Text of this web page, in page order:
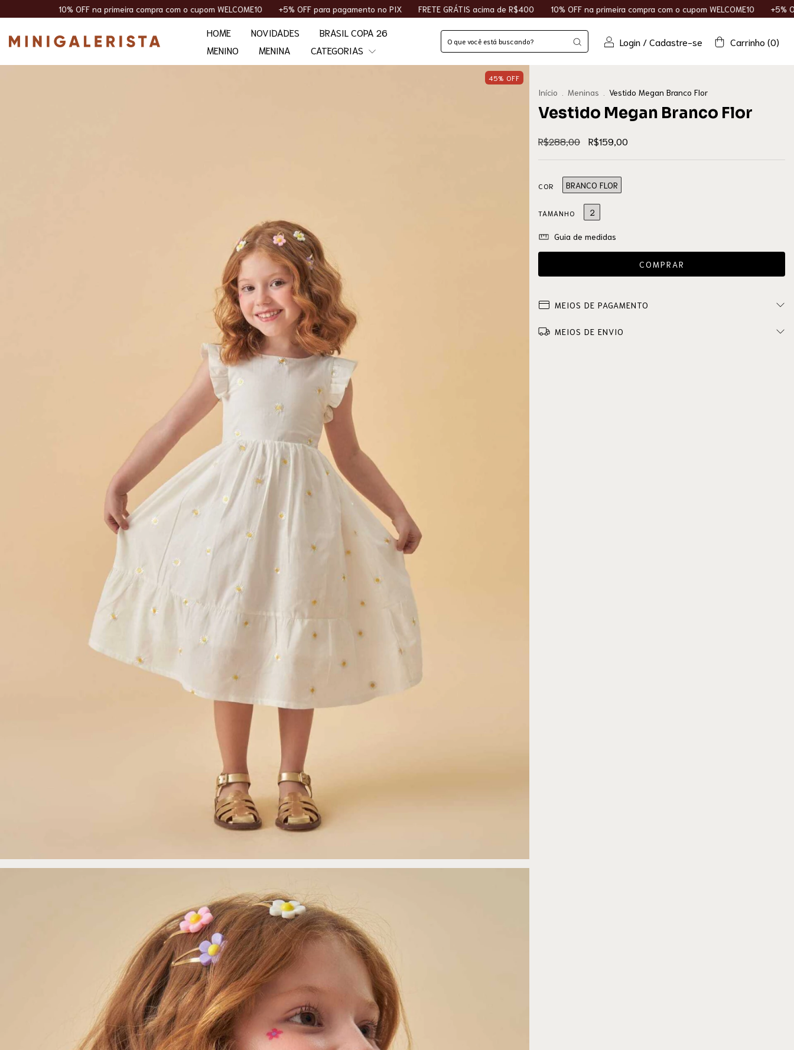
na primeira compra com o cupom WELCOME10 +5% OFF para pagamento no PIX FRETE GRÁTIS acima de R$400 10% OFF na primeira compra com o cupom WELCOME10 +5% OFF para pagamento
HOME NOVIDADES
BRASIL COPA 26
MENINO
MENINA CATEGORIAS
Login /Cadastre-se Carrinho (0)
45% OFF
Início Meninas Vestido Megan Branco Flor
Vestido Megan Branco Flor
R$288,00 R$159,00
COR BRANCO FLOR
TAMANHO 2
Guia de medidas
MEIOS DE PAGAMENTO
MEIOS DE ENVIO